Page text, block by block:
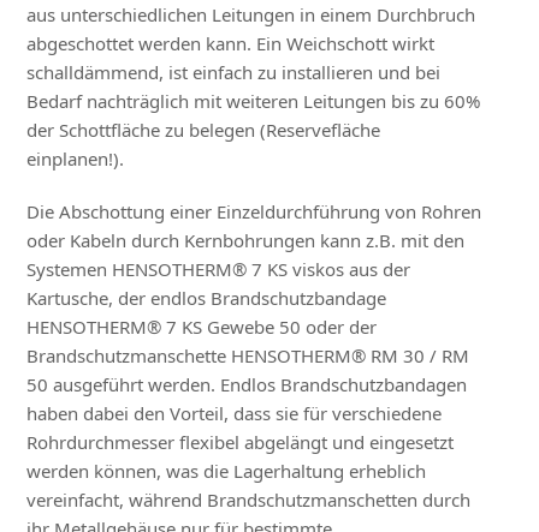
aus unterschiedlichen Leitungen in einem Durchbruch
abgeschottet werden kann. Ein Weichschott wirkt
schalldämmend, ist einfach zu installieren und bei
Bedarf nachträglich mit weiteren Leitungen bis zu 60%
der Schottfläche zu belegen (Reservefläche
einplanen!).
Die Abschottung einer Einzeldurchführung von Rohren
oder Kabeln durch Kernbohrungen kann z.B. mit den
Systemen HENSOTHERM® 7 KS viskos aus der
Kartusche, der endlos Brandschutzbandage
HENSOTHERM® 7 KS Gewebe 50 oder der
Brandschutzmanschette HENSOTHERM® RM 30 / RM
50 ausgeführt werden. Endlos Brandschutzbandagen
haben dabei den Vorteil, dass sie für verschiedene
Rohrdurchmesser flexibel abgelängt und eingesetzt
werden können, was die Lagerhaltung erheblich
vereinfacht, während Brandschutzmanschetten durch